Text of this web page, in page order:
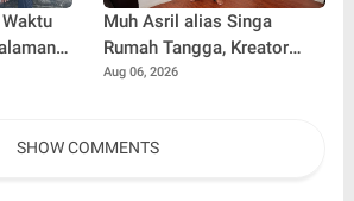
Muh Asril alias Singa
Rumah Tangga, Kreator
Kocak yang Jago Bikin
Aug 06, 2026
SHOW COMMENTS